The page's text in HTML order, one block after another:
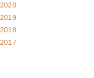
2020
2019
2018
2017